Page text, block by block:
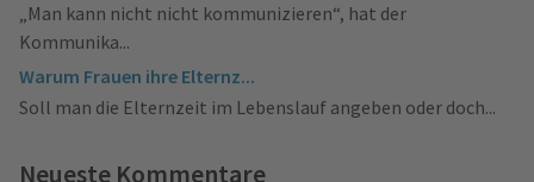
„Man kann nicht nicht kommunizieren“, hat der
Kommunika...
Warum Frauen ihre Elternz...
Soll man die Elternzeit im Lebenslauf angeben oder doch...
Neueste Kommentare